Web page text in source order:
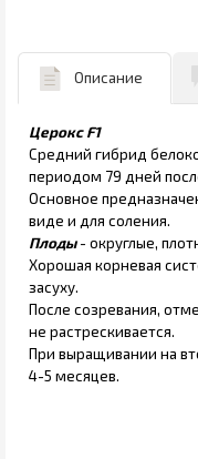
Описание
Церокс F1
Средний гибрид
периодом 79 дней
Основное
виде и для соления.
Плоды- округлые,
Хорошая корневая
засуху.
После созревания,
не растрескивается.
При выращивании на
4-5 месяцев.